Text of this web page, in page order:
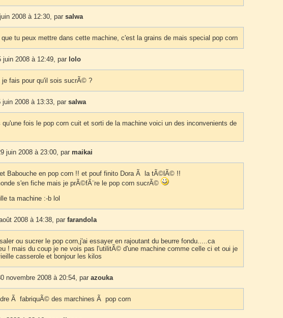
2008 à 12:30, par salwa
que tu peux mettre dans cette machine, c'est la grains de mais special pop corn
juin 2008 à 12:49, par lolo
je fais pour qu'il sois sucrÃ© ?
juin 2008 à 13:33, par salwa
qu'une fois le pop corn cuit et sorti de la machine voici un des inconvenients de
juin 2008 à 23:00, par maikai
Babouche en pop corn !! et pouf finito Dora Ã la tÃ©lÃ© !!
s'en fiche mais je prÃ©fÃ¨re le pop corn sucrÃ©
ta machine :-b lol
2008 à 14:38, par farandola
ou sucrer le pop corn,j'ai essayer en rajoutant du beurre fondu.....ca
! mais du coup je ne vois pas l'utilitÃ© d'une machine comme celle ci et oui je
casserole et bonjour les kilos
novembre 2008 à 20:54, par azouka
Ã fabriquÃ© des marchines Ã pop corn